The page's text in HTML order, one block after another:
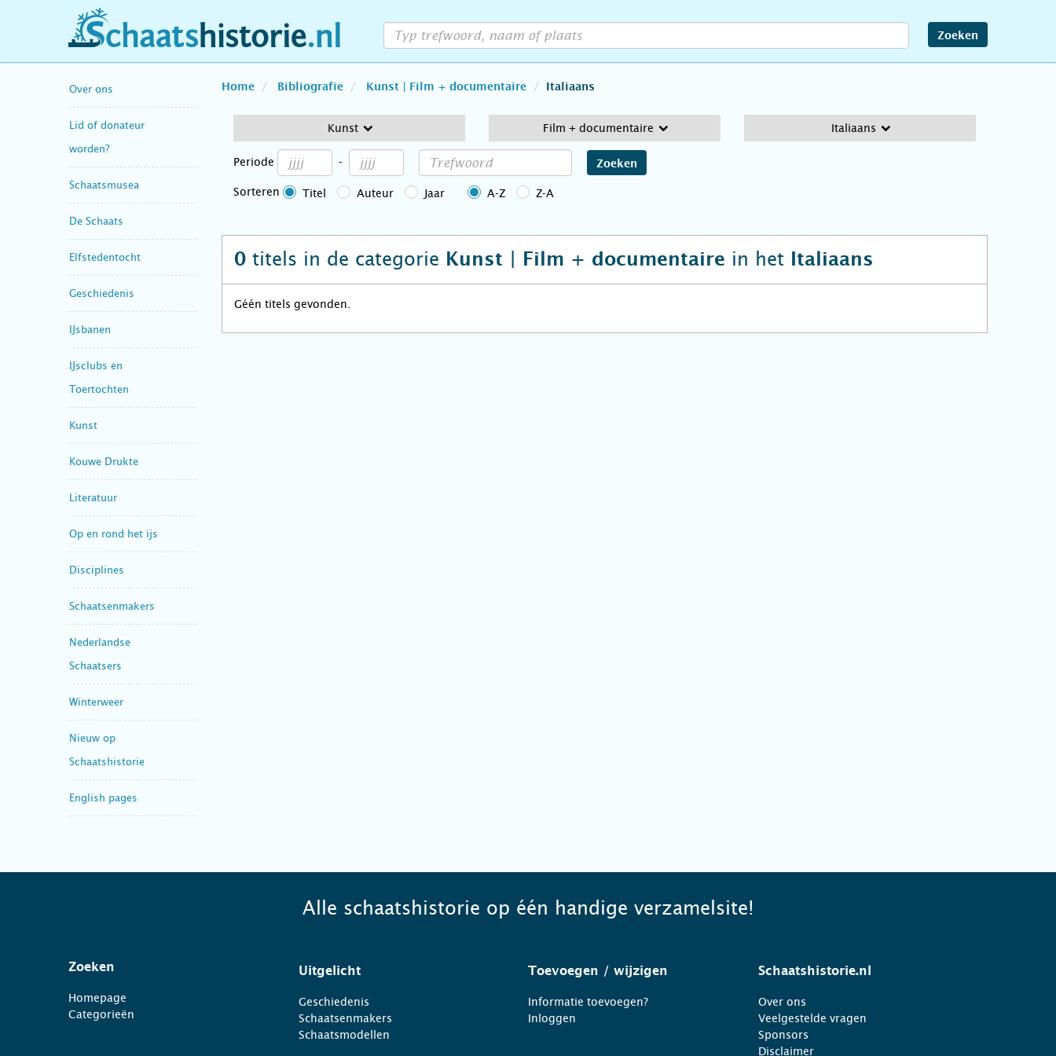
schaatshistorie.nl Zoeken
Over ons
Lid of donateur
worden?
Schaatsmusea
De Schaats
Elfstedentocht
Geschiedenis
IJsbanen
IJsclubs en
Toertochten
Kunst
Kouwe Drukte
Literatuur
Op en rond het ijs
Disciplines
Schaatsenmakers
Nederlandse
Schaatsers
Winterweer
Nieuw op
Schaatshistorie
English pages
Home Bibliografie Kunst | Film + documentaire Italiaans
Kunst Film + documentaire Italiaans
Periode - Zoeken
Sorteren Titel Auteur Jaar A-Z Z-A
0 titels in de categorie Kunst | Film + documentaire in het Italiaans
Géén titels gevonden.
Alle schaatshistorie op één handige verzamelsite!
Zoeken
Homepage
Categorieën
Uitgelicht
Geschiedenis
Schaatsenmakers
Schaatsmodellen
Toevoegen / wijzigen
Informatie toevoegen?
Inloggen
Schaatshistorie.nl
Over ons
Veelgestelde vragen
Sponsors
Disclaimer